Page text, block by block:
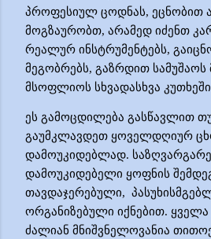
პროფესიულ ცოდნას, ეცნობით
მოგზაურობთ, არამედ იძენთ
რეალურ ინსტრუმენტებს,
მეგობრებს, გაზრდით სამუშაოს
მსოფლიოს სხვადასხვა კუთხეში
ეს გამოცდილება გასწავლით
გაუმკლავდეთ ყოველდღიურ
დამოუკიდებლად.
დამოუკიდებელი ყოფნის
თავდაჯერებული,
ორგანიზებული იქნებით. ყველა
ძალიან მნიშვნელოვანია